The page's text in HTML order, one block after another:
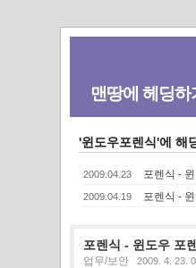
맨땅에 헤딩하
'윈도우포렌식'에 해
2009.04.23 포렌식 -
2009.04.19 포렌식 -
포렌식 - 윈도우 포
업무/보안 2009. 4. 23.